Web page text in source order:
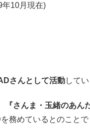
年10月現在)
さんとして活動して
『さんま・玉緒のあん
を務めているとのことで